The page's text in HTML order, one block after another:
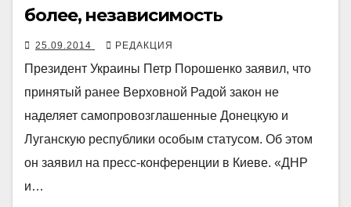
более, независимость
25.09.2014 РЕДАКЦИЯ
Президент Украины Петр Порошенко заявил, что
принятый ранее Верховной Радой закон не
наделяет самопровозглашенные Донецкую и
Луганскую республики особым статусом. Об этом
он заявил на пресс-конференции в Киеве. «ДНР
и…